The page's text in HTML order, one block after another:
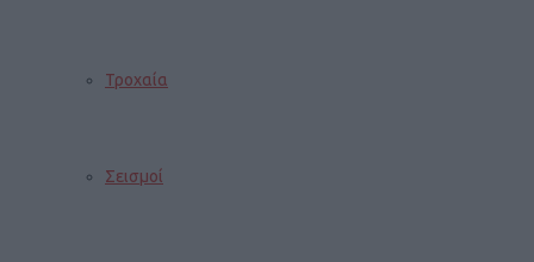
Τροχαία
Σεισμοί